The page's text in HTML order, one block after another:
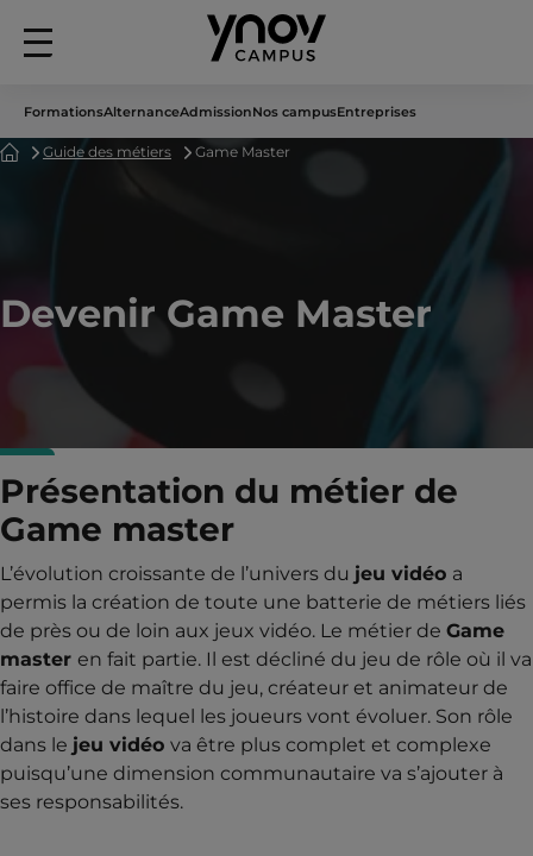
Menu
FormationsAlternanceAdmissionNos campusEntreprises
AccueilGuide des métiers Game Master
Devenir Game Master
Présentation du métier de
Game master
L’évolution croissante de l’univers du jeu vidéo a
permis la création de toute une batterie de métiers liés
de près ou de loin aux jeux vidéo. Le métier de Game
master en fait partie. Il est décliné du jeu de rôle où il va
faire office de maître du jeu, créateur et animateur de
l’histoire dans lequel les joueurs vont évoluer. Son rôle
dans le jeu vidéo va être plus complet et complexe
puisqu’une dimension communautaire va s’ajouter à
ses responsabilités.